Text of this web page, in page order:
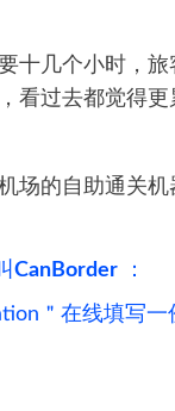
十几个小时，
看过去都觉得更
场的自助通关
CanBorder ：
＂在线填写一